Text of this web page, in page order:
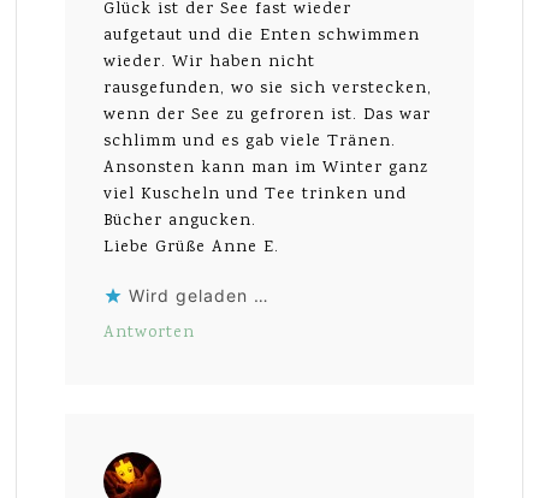
Glück ist der See fast wieder
aufgetaut und die Enten schwimmen
wieder. Wir haben nicht
rausgefunden, wo sie sich verstecken,
wenn der See zu gefroren ist. Das war
schlimm und es gab viele Tränen.
Ansonsten kann man im Winter ganz
viel Kuscheln und Tee trinken und
Bücher angucken.
Liebe Grüße Anne E.
Wird geladen …
Antworten